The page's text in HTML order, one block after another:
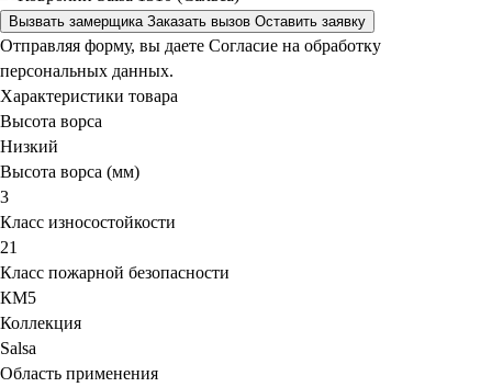
Вызвать замерщика Заказать вызов Оставить заявку
Отправляя форму, вы даете Согласие на обработку
персональных данных.
Характеристики товара
Высота ворса
Низкий
Высота ворса (мм)
3
Класс износостойкости
21
Класс пожарной безопасности
КМ5
Коллекция
Salsa
Область применения